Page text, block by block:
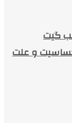
گیت
و علت